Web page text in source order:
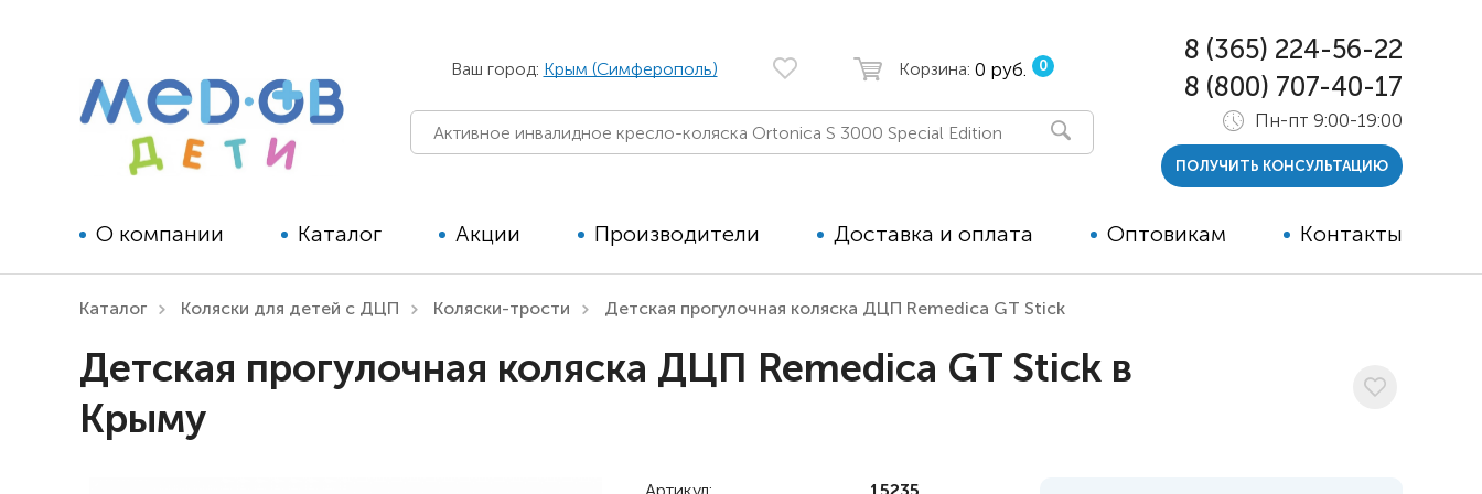
Ваш город: Крым (Симферополь) Корзина: 0 руб. 0
О компании Каталог
реабилитации для детей
Технические средства
реабилитации для взрослых
Коляски для детей с ДЦП
Детские вертикализаторы
Тренажёры
Акции Производители Доставка и оплата Оптовикам Контакты
8 (365) 224-56-22
8 (800) 707-40-17
Пн-пт 9:00-19:00
ПОЛУЧИТЬ КОНСУЛЬТАЦИЮ
Каталог Коляски для детей с ДЦП Коляски-трости Детская прогулочная коляска ДЦП Remedica GT Stick
Детская прогулочная коляска ДЦП Remedica GT Stick в
Крыму